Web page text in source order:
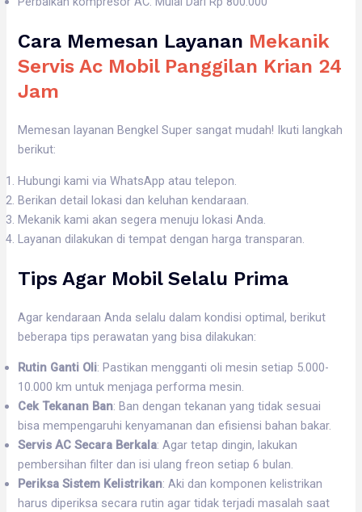
Cara Memesan Layanan Mekanik
Servis Ac Mobil Panggilan Krian 24
Jam
Memesan layanan Bengkel Super sangat mudah! Ikuti langkah
berikut:
Hubungi kami via WhatsApp atau telepon.
Berikan detail lokasi dan keluhan kendaraan.
Mekanik kami akan segera menuju lokasi Anda.
Layanan dilakukan di tempat dengan harga transparan.
Tips Agar Mobil Selalu Prima
Agar kendaraan Anda selalu dalam kondisi optimal, berikut
beberapa tips perawatan yang bisa dilakukan:
Rutin Ganti Oli: Pastikan mengganti oli mesin setiap 5.000-
10.000 km untuk menjaga performa mesin.
Cek Tekanan Ban: Ban dengan tekanan yang tidak sesuai
bisa mempengaruhi kenyamanan dan efisiensi bahan bakar.
Servis AC Secara Berkala: Agar tetap dingin, lakukan
pembersihan filter dan isi ulang freon setiap 6 bulan.
Periksa Sistem Kelistrikan: Aki dan komponen kelistrikan
harus diperiksa secara rutin agar tidak terjadi masalah saat